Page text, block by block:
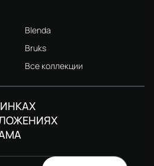
Blenda
Bruks
Все коллекции